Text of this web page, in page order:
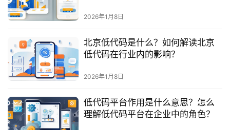
服
与
支
持
了
解
普
2026年1月8日
北京低代码是什么？如何解读北京
低代码在行业内的影响？
2026年1月8日
低代码平台作用是什么意思？怎么
理解低代码平台在企业中的角色？